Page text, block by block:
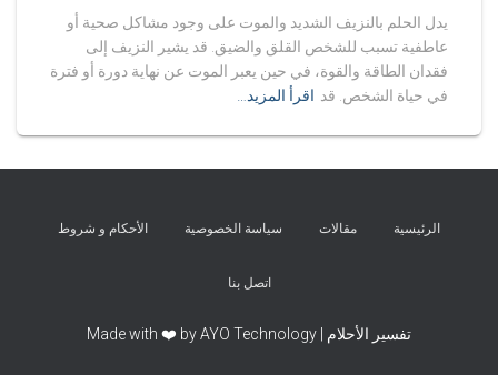
يدل الحلم بالنزيف الشديد والموت على وجود مشاكل صحية أو
عاطفية تسبب للشخص القلق والضيق. قد يشير النزيف إلى
فقدان الطاقة والقوة، في حين يعبر الموت عن نهاية دورة أو فترة
في حياة الشخص. قد اقرأ المزيد…
الرئيسية مقالات سياسة الخصوصية الأحكام و شروط
اتصل بنا
تفسير الأحلام | Made with ❤️ by AYO Technology